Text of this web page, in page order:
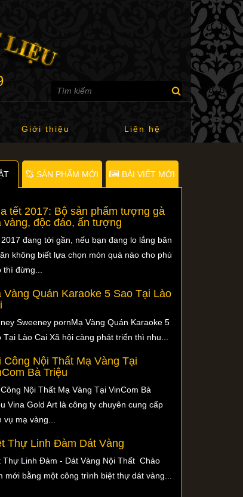
Giới thiệu Liên hệ
SẢN PHẨM MỚI BÀI VIẾT MỚI
tết 2017: Bộ sản phẩm tượng gà
vàng, độc đáo, ấn tượng
đang tới gần, nếu bạn đang lo lắng băn
không biết lựa chọn món quà nào cho phù
thì đừng...
Vàng Quán Karaoke 5 Sao Tại Lào
Sweeney pornMạ Vàng Quán Karaoke 5
Tại Lào Cai Xã hội càng phát triển thì nhu...
Công Nội Thất Mạ Vàng Tại
Bà Triệu
Nội Thất Mạ Vàng Tại VinCom Bà
Vina Gold Art là công ty chuyên cung cấp
vụ mạ vàng...
Thự Linh Đàm Dát Vàng
Thự Linh Đàm - Dát Vàng Nội Thất Chào
mới bằng một công trình biệt thự dát vàng...